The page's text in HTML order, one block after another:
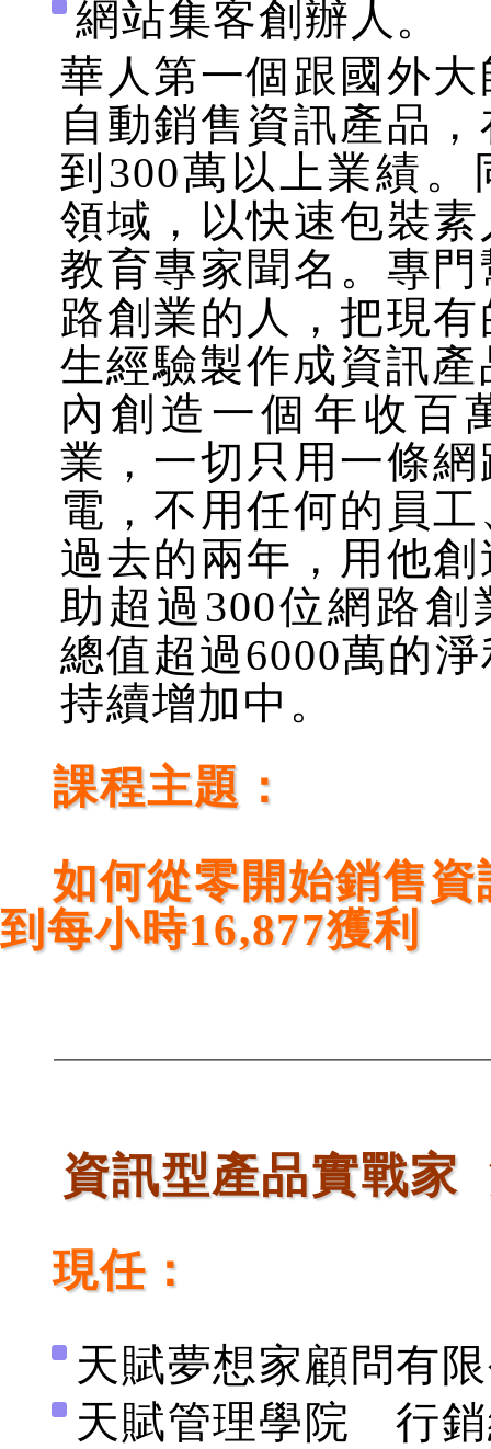
網站集客創辦人。
華人第一個跟國外
自動銷售資訊產品
到300萬以上業績。
領域，以快速包裝
教育專家聞名。專
路創業的人，把現
生經驗製作成資訊產
內創造一個年收百
業，一切只用一條
電，不用任何的員
過去的兩年，用他
助超過300位網路創
總值超過6000萬的
持續增加中。
課程主題：
如何從零開始銷售
到每小時16,877獲利
資訊型產品實戰
現任：
天賦夢想家顧問有
天賦管理學院 行